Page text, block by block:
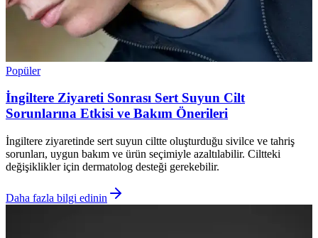
Popüler
İngiltere Ziyareti Sonrası Sert Suyun Cilt
Sorunlarına Etkisi ve Bakım Önerileri
İngiltere ziyaretinde sert suyun ciltte oluşturduğu sivilce ve tahriş
sorunları, uygun bakım ve ürün seçimiyle azaltılabilir. Ciltteki
değişiklikler için dermatolog desteği gerekebilir.
Daha fazla bilgi edinin